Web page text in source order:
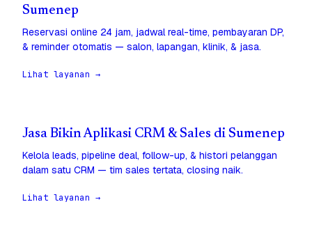
Sumenep
Reservasi online 24 jam, jadwal real-time, pembayaran DP,
& reminder otomatis — salon, lapangan, klinik, & jasa.
Lihat layanan →
Jasa Bikin Aplikasi CRM & Sales di Sumenep
Kelola leads, pipeline deal, follow-up, & histori pelanggan
dalam satu CRM — tim sales tertata, closing naik.
Lihat layanan →